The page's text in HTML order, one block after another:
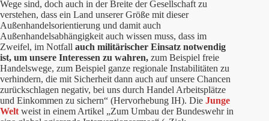
Wege sind, doch auch in der Breite der Gesellschaft zu
verstehen, dass ein Land unserer Größe mit dieser
Außenhandelsorientierung und damit auch
Außenhandelsabhängigkeit auch wissen muss, dass im
Zweifel, im Notfall auch militärischer Einsatz notwendig
ist, um unsere Interessen zu wahren, zum Beispiel freie
Handelswege, zum Beispiel ganze regionale Instabilitäten zu
verhindern, die mit Sicherheit dann auch auf unsere Chancen
zurückschlagen negativ, bei uns durch Handel Arbeitsplätze
und Einkommen zu sichern“ (Hervorhebung IH). Die Junge
Welt weist in einem Artikel „Zum Umbau der Bundeswehr in